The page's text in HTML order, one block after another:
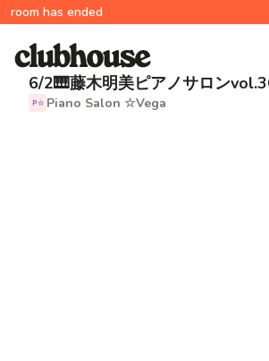
room has ended
6/2🎹藤木明美ピアノサロン
P☆ Piano Salon ☆Vega